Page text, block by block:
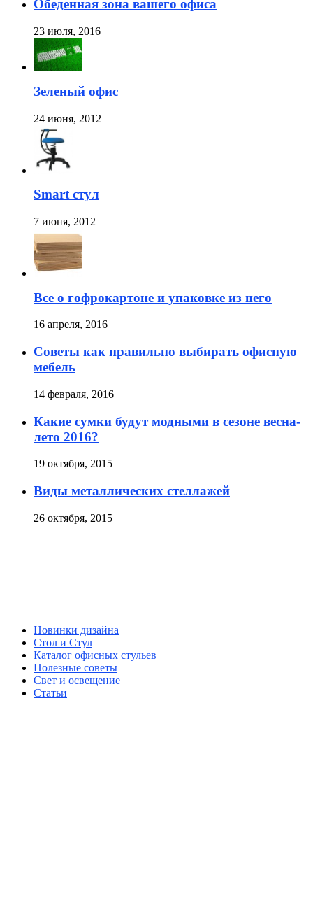
Обеденная зона вашего офиса
23 июля, 2016
Зеленый офис
24 июня, 2012
Smart стул
7 июня, 2012
Все о гофрокартоне и упаковке из него
16 апреля, 2016
Советы как правильно выбирать офисную
мебель
14 февраля, 2016
Какие сумки будут модными в сезоне весна-
лето 2016?
19 октября, 2015
Виды металлических стеллажей
26 октября, 2015
Новинки дизайна
Стол и Стул
Каталог офисных стульев
Полезные советы
Свет и освещение
Статьи